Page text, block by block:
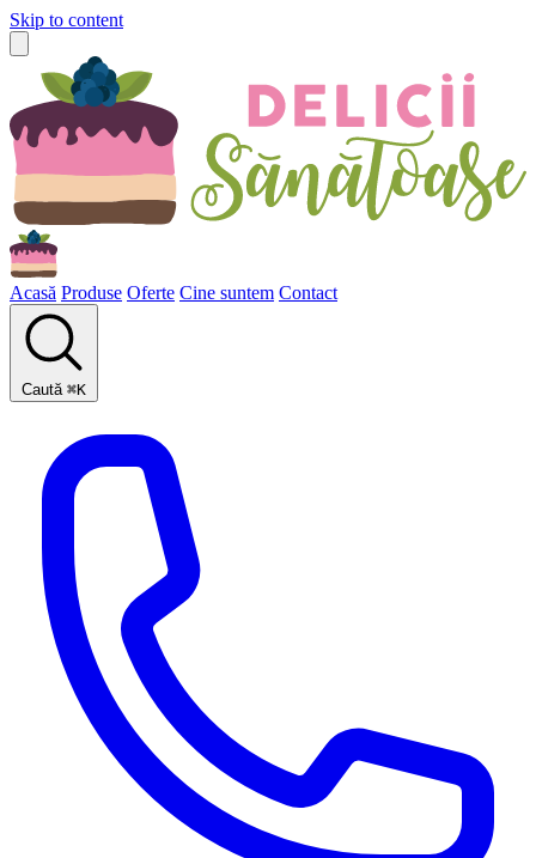
Skip to content
Acasă Produse Oferte Cine suntem Contact
Caută ⌘K